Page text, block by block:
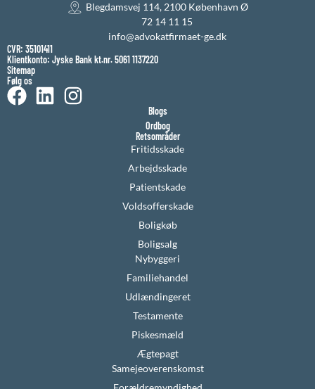
Blegdamsvej 114, 2100 København Ø
72 14 11 15
info@advokatfirmaet-ge.dk
CVR: 35101411
Klientkonto: Jyske Bank kt.nr. 5061 1137220
Sitemap
Følg os
Blogs
Ordbog
Retsområder
Fritidsskade
Arbejdsskade
Patientskade
Voldsofferskade
Boligkøb
Boligsalg
Nybyggeri
Familiehandel
Udlændingeret
Testamente
Piskesmæld
Ægtepagt
Samejeoverenskomst